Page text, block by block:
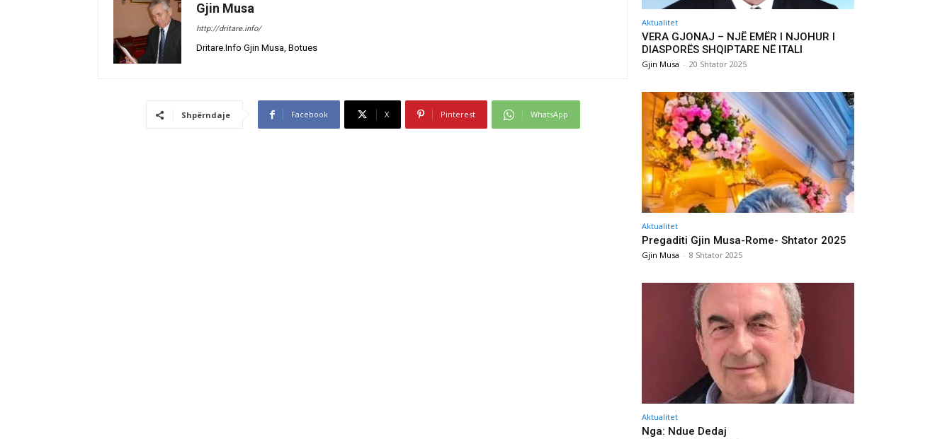
Gjin Musa
http://dritare.info/
Dritare.Info Gjin Musa, Botues
Shpërndaje Facebook X Pinterest WhatsApp
Aktualitet
VERA GJONAJ – NJË EMËR I NJOHUR I
DIASPORËS SHQIPTARE NË ITALI
Gjin Musa - 20 Shtator 2025
Aktualitet
Pregaditi Gjin Musa-Rome- Shtator 2025
Gjin Musa - 8 Shtator 2025
Aktualitet
Nga: Ndue Dedaj